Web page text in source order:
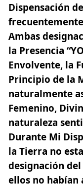
Dispensación
frecuentemente
Ambas
la Presencia
Envolvente, la
Principio de la
naturalmente
Femenino,
naturaleza
Durante Mi
la Tierra no
designación del
ellos no habían